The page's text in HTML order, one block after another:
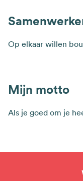
Op elkaar willen
Mijn motto
Als je goed om je